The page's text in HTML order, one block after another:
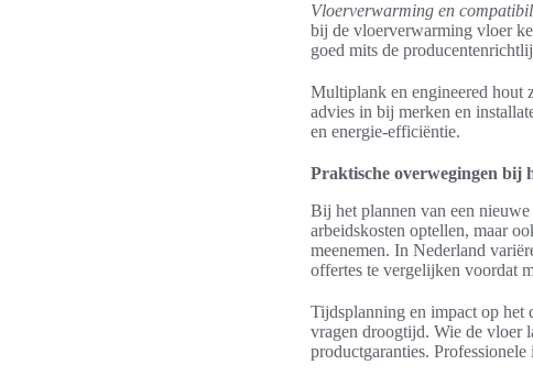
Vloerverwarming en
bij de vloerverwarming vloer
goed mits de
Multiplank en engineered hout
advies in bij merken en
en energie-efficiëntie.
Praktische overwegingen bij
Bij het plannen van een
arbeidskosten optellen, maar
meenemen. In Nederland
offertes te vergelijken voordat
Tijdsplanning en impact op
vragen droogtijd. Wie de vloer
productgaranties.